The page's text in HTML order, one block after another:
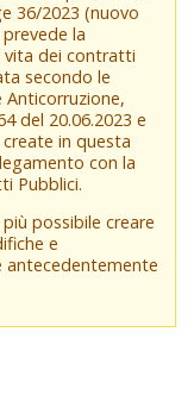
36/2023 (nuovo
la
vita dei contratti
secondo le
del 20.06.2023 e
in questa
con la
Pubblici.
possibile creare
e
antecedentemente